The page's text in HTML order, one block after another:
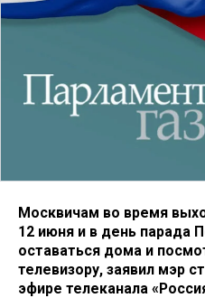
Москвичам во время
12 июня и в день парада
оставаться дома и
телевизору, заявил мэр
эфире телеканала